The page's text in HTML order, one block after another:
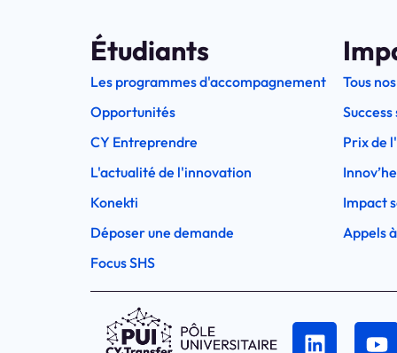
Étudiants
Les programmes d'accompagnement
Opportunités
CY Entreprendre
L'actualité de l'innovation
Konekti
Déposer une demande
Focus SHS
Tous
Prix de
Impact
Appels